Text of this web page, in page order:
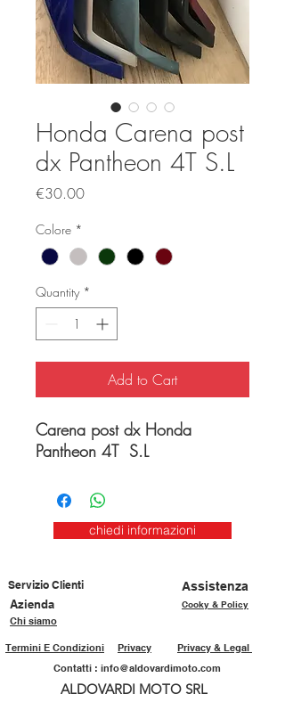
Honda Carena post
dx Pantheon 4T S.L
€30.00Price
Colore *
Quantity *
Add to Cart
Carena post dx Honda
Pantheon 4T S.L
chiedi informazioni
Servizio Clienti
Assistenza
Azienda
Cooky & Policy
Chi siamo
Privacy & Legal
Privacy
Termini E Condizioni
Contatti : info@aldovardimoto.com
ALDOVARDI MOTO SRL